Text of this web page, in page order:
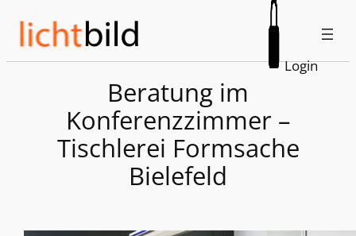
Inhalt
springen
Login
Beratung im
Konferenzzimmer –
Tischlerei Formsache
Bielefeld